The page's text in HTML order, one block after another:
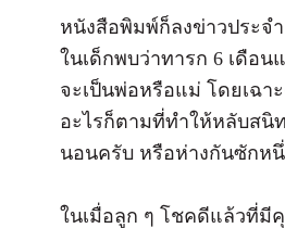
หนังสือพิมพ์ก็ลงข่าวประจ
ในเด็กพบว่าทารก 6 เดือ
จะเป็นพ่อหรือแม่ โดยเฉ
อะไรก็ตามที่ทำให้หลับสนิ
นอนครับ หรือห่างกันซักห
ในเมื่อลูก ๆ โชคดีแล้วที่มี